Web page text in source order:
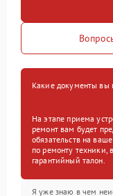
Какие документы вы
На этапе приема
ремонт вам будет
обязательств на
по ремонту техники,
гарантийный талон.
Я уже знаю в чем